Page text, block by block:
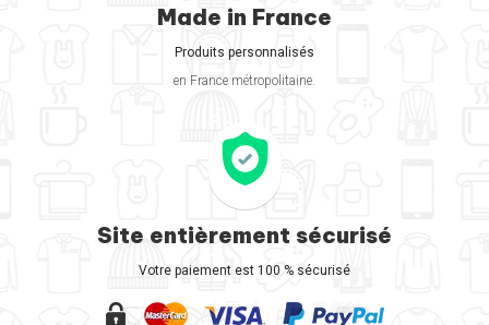
Made in France
Produits personnalisés
en France métropolitaine.
Site entièrement sécurisé
Votre paiement est 100 % sécurisé